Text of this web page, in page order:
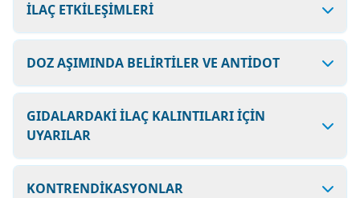
İLAÇ ETKİLEŞİMLERİ
DOZ AŞIMINDA BELİRTİLER VE ANTİDOT
GIDALARDAKİ İLAÇ KALINTILARI İÇİN
UYARILAR
KONTRENDİKASYONLAR